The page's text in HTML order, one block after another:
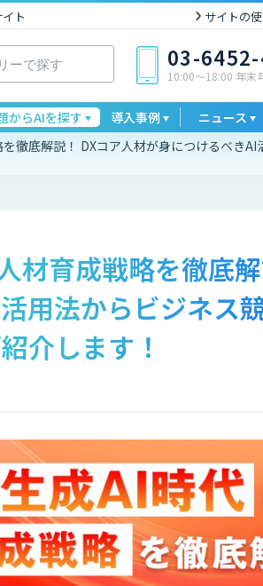
ト サイトの
03-
10:00〜18:00 年末
からAIを探す 導入事例
ニュース
徹底解説！ DXコア人材が身につけるべき
材育成戦略を徹底
用法からビジネス
介します！